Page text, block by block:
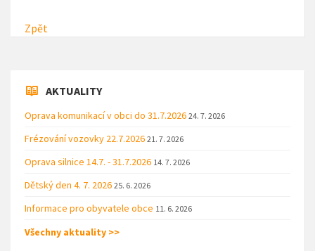
Zpět
AKTUALITY
Oprava komunikací v obci do 31.7.2026 24. 7. 2026
Frézování vozovky 22.7.2026 21. 7. 2026
Oprava silnice 14.7. - 31.7.2026 14. 7. 2026
Dětský den 4. 7. 2026 25. 6. 2026
Informace pro obyvatele obce 11. 6. 2026
Všechny aktuality >>